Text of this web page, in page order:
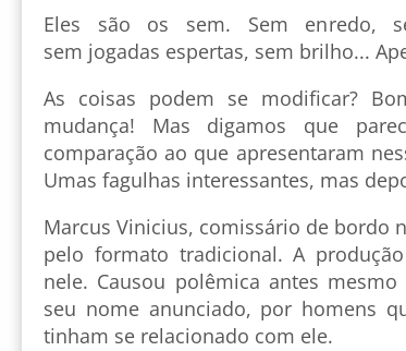
Eles são os sem. Sem enredo,
sem jogadas espertas, sem brilho...
As coisas podem se modificar?
mudança! Mas digamos que
comparação ao que apresentaram
Umas fagulhas interessantes, mas
Marcus Vinicius, comissário de bordo
pelo formato tradicional. A
nele. Causou polêmica antes
seu nome anunciado, por homens
tinham se relacionado com ele.